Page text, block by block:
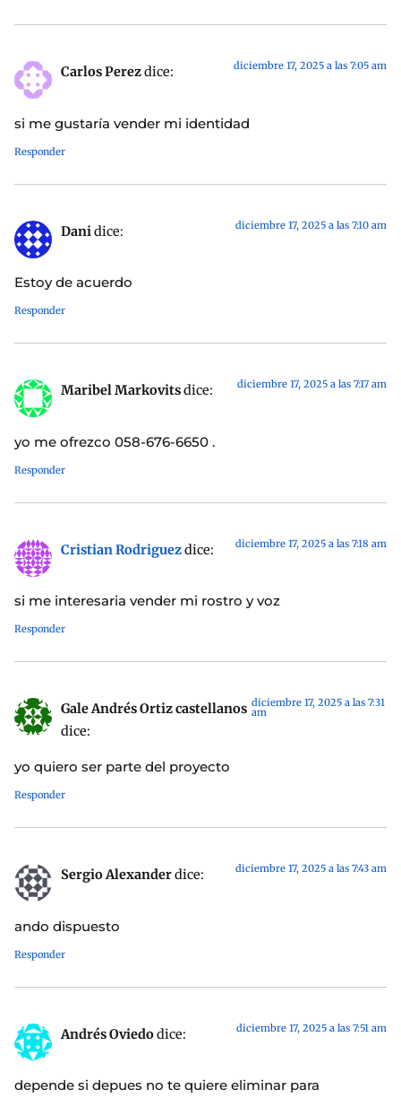
Carlos Perezdice: diciembre 17, 2025 a las 7:05 am
si me gustaría vender mi identidad
Responder
Danidice: diciembre 17, 2025 a las 7:10 am
Estoy de acuerdo
Responder
Maribel Markovitsdice: diciembre 17, 2025 a las 7:17 am
yo me ofrezco 058-676-6650 .
Responder
Cristian Rodriguezdice: diciembre 17, 2025 a las 7:18 am
si me interesaria vender mi rostro y voz
Responder
Gale Andrés Ortiz castellanos
dice:
diciembre 17, 2025 a las 7:31
am
yo quiero ser parte del proyecto
Responder
Sergio Alexanderdice: diciembre 17, 2025 a las 7:43 am
ando dispuesto
Responder
Andrés Oviedodice: diciembre 17, 2025 a las 7:51 am
depende si depues no te quiere eliminar para